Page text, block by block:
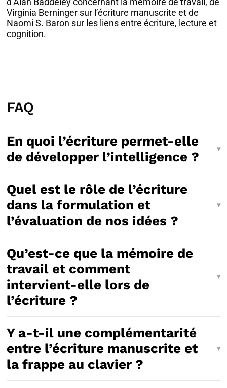
Virginia Berninger sur l’écriture manuscrite et de
Naomi S. Baron sur les liens entre écriture, lecture et
cognition.
FAQ
En quoi l’écriture permet-elle
de développer l’intelligence ?
Quel est le rôle de l’écriture
dans la formulation et
l’évaluation de nos idées ?
Qu’est-ce que la mémoire de
travail et comment
intervient-elle lors de
l’écriture ?
Y a-t-il une complémentarité
entre l’écriture manuscrite et
la frappe au clavier ?